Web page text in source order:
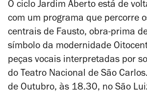
O ciclo Jardim Aberto está de
com um programa que percorre
centrais de Fausto, obra-prima
símbolo da modernidade
peças vocais interpretadas por
do Teatro Nacional de São
de Outubro, às 18.30, no São